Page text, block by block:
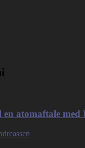
atomaftale med